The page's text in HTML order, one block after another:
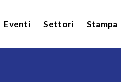
Eventi Settori Stampa